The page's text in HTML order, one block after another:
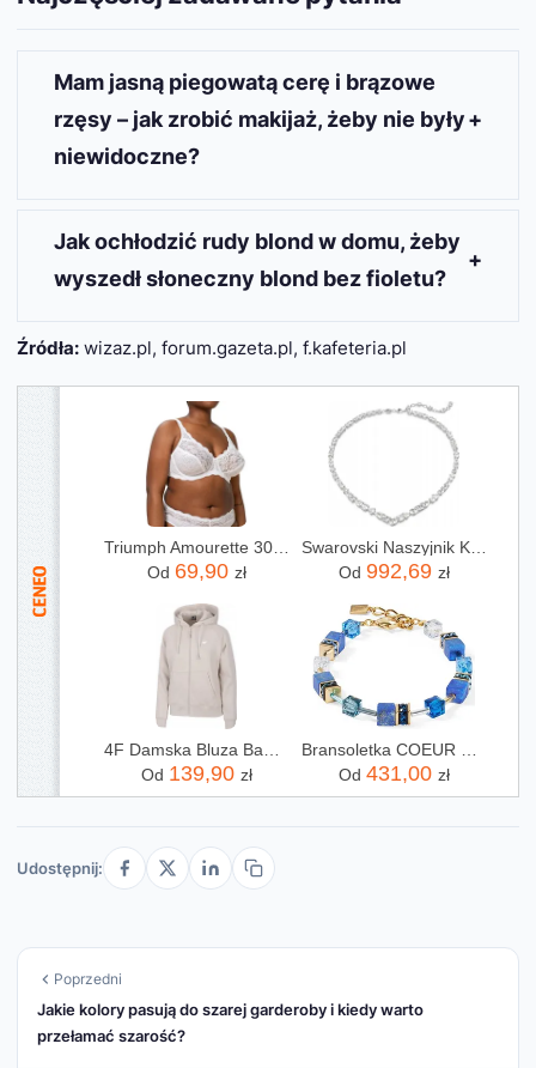
Mam jasną piegowatą cerę i brązowe
rzęsy – jak zrobić makijaż, żeby nie były
niewidoczne?
piegowatej cerze, użyj ciemnego eyelinera. To
spojrzeniu.
Jak ochłodzić rudy blond w domu, żeby
wyszedł słoneczny blond bez fioletu?
drogeriach. Regularne stosowanie pozwoli na
stopniowe ochłodzenie odcienia bez
wprowadzania fioletowych tonów.
Źródła: wizaz.pl, forum.gazeta.pl, f.kafeteria.pl
Triumph Amourette 300 W X Biustonosz z fiszbinami Kobiety, biały, 90C [esnt]
Od 69,90 zł
Swarovski Naszyjnik Kolia Mesmera 5665242
Od 992,69 zł
Od 139,90 zł
Od 431,00 zł
Udostępnij:
Poprzedni
Jakie kolory pasują do szarej garderoby i kiedy warto
przełamać szarość?